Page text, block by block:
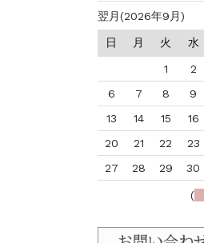
翌月(2026年9月)
日 月 火 水
1 2
6
7 8 9
13
14 15 16
20
21 22 23
27
28 29 30
(